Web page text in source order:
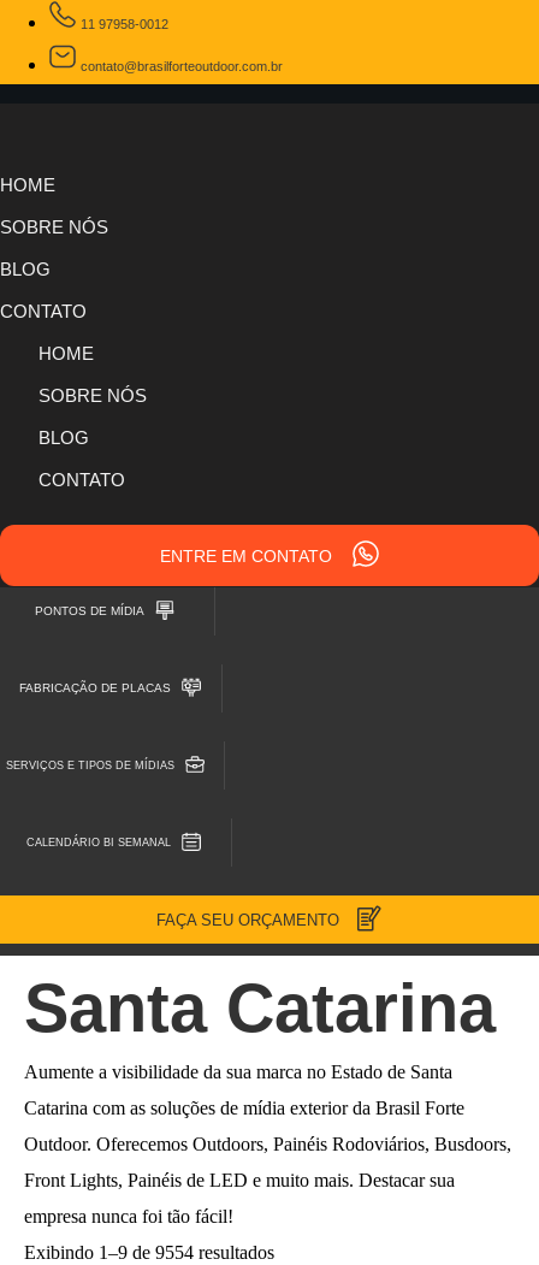
11 97958-0012
contato@brasilforteoutdoor.com.br
HOME
SOBRE NÓS
BLOG
CONTATO
HOME
SOBRE NÓS
BLOG
CONTATO
ENTRE EM CONTATO
PONTOS DE MÍDIA
FABRICAÇÃO DE PLACAS
SERVIÇOS E TIPOS DE MÍDIAS
CALENDÁRIO BI SEMANAL
FAÇA SEU ORÇAMENTO
Santa Catarina
Aumente a visibilidade da sua marca no Estado de Santa
Catarina com as soluções de mídia exterior da Brasil Forte
Outdoor. Oferecemos Outdoors, Painéis Rodoviários, Busdoors,
Front Lights, Painéis de LED e muito mais. Destacar sua
empresa nunca foi tão fácil!
Exibindo 1–9 de 9554 resultados